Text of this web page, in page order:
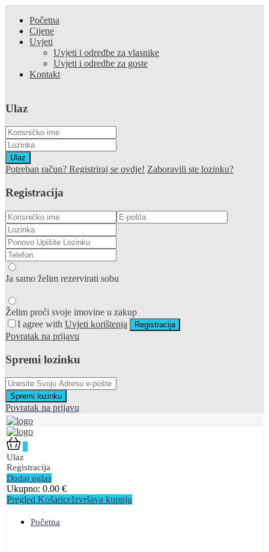
Početna
Cijene
Uvjeti
Uvjeti i odredbe za vlasnike
Uvjeti i odredbe za goste
Kontakt
Ulaz
Ulaz
Potreban račun? Registriraj se ovdje! Zaboravili ste lozinku?
Registracija
Ja samo želim rezervirati sobu
Želim proći svoje imovine u zakup
I agree with Uvjeti korištenja Registracija
Povratak na prijavu
Spremi lozinku
Spremi lozinku
Povratak na prijavu
Ulaz
Registracija
Dodaj oglas
Ukupno: 0.00 €
Pregled KošariceIzvršava kupnju
Početna